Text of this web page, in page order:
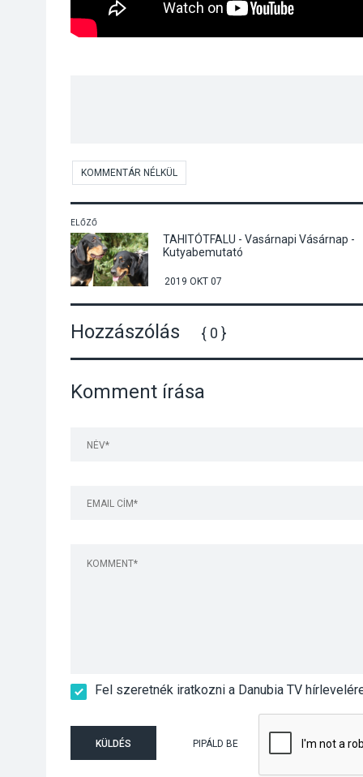
KOMMENTÁR NÉLKÜL
ELŐZŐ
TAHITÓTFALU - Vasárnapi Vásárnap -
Kutyabemutató
2019 OKT 07
Hozzászólás { 0 }
Komment írása
Fel szeretnék iratkozni a Danubia TV
KÜLDÉS PIPÁLD BE